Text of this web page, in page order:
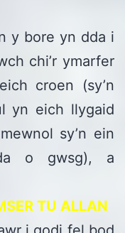
y bore yn dda i
chi’r ymarfer
croen (sy’n
yn eich llygaid
sy’n ein
o gwsg), a
TU ALLAN